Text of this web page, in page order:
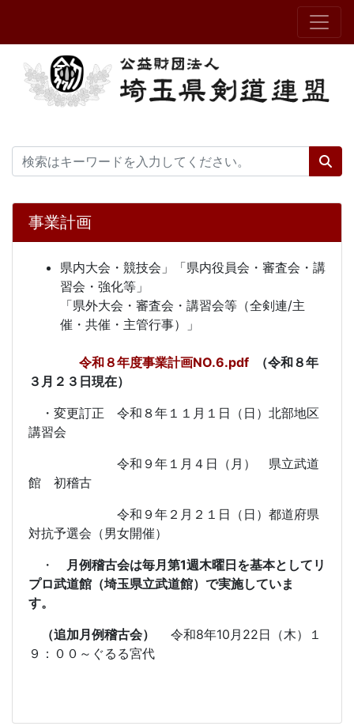
事業計画
県内大会・競技会」「県内役員会・審査会・講
習会・強化等」
「県外大会・審査会・講習会等（全剣連/主
催・共催・主管行事）」
令和８年度事業計画NO.6.pdf （令和８年
３月２３日現在）
・変更訂正 令和８年１１月１日（日）北部地区
講習会
令和９年１月４日（月） 県立武道
館 初稽古
令和９年２月２１日（日）都道府県
対抗予選会（男女開催）
・ 月例稽古会は毎月第1週木曜日を基本としてリ
プロ武道館（埼玉県立武道館）で実施していま
す。
（追加月例稽古会） 令和8年10月22日（木）１
９：００～ぐるる宮代